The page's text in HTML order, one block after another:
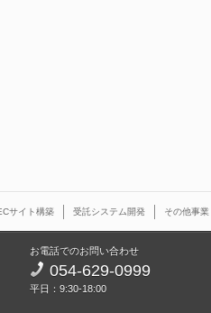
サイト構築 受託システム開発 その他事業
お電話でのお問い合わせ
054-629-0999
平日：9:30-18:00